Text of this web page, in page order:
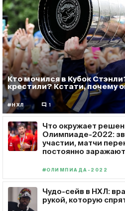
Кто мочился в Кубок
крестили? Кстати, почему
#НХЛ 1
Что окружает
Олимпиаде-2022:
участии, матчи
постоянно
#ОЛИМПИАДА-2022
Чудо-сейв в НХЛ:
рукой, которую